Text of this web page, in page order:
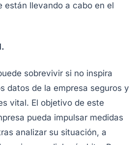
están llevando a cabo en el
sobrevivir si no inspira
datos de la empresa seguros y
vital. El objetivo de este
pueda impulsar medidas
analizar su situación, a